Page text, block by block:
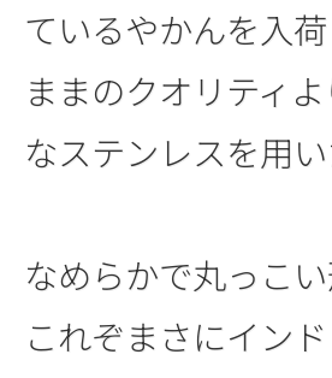
ているやかんを入
ままのクオリティ
なステンレスを用
なめらかで丸っこ
これぞまさにイン